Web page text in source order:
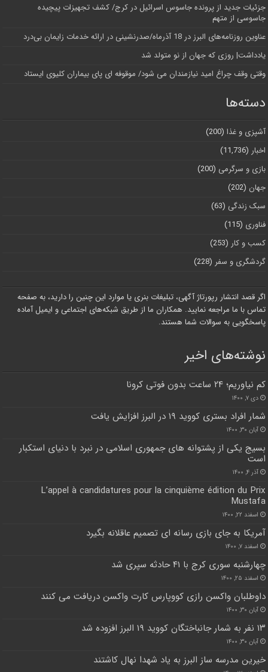
جزئیات جدید از پرونده جاسوس اسرائیل در کرج/‌ کشف تجهیزات پیچیده
جاسوسی از متهم
عناوین روزنامه‌های البرز در ‌18 آذرماه/صدرنشینی در ارائه خدمات زایمان بی‌درد
یادداشت| روزی که جهان از نو متولد شد
وقتی وقف چراغ امید نیازمندان می شود/ موقوفه ای پای بیماران کلیوی ایستاد
دسته‌ها
آشپزی و غذا (200)
اخبار (11,736)
بازی و سرگرمی (200)
جهان (202)
سبک زندگی (63)
فناوری (115)
کسب و کار (253)
گردشگری و سفر (228)
اگر قصد انتشار رپورتاژ آگهی، تبلیغات بنری یا موارد این چنین را دارید، به صفحه
تماس با ما مراجعه نمایید. همکاران ما از طریق شبکه‌های اجتماعی و ایمیل آماده
پاسخگویی به سوالات شما هستند.
نوشته‌های اخیر
کم نیاوریم؛ ۲۴ ساعت بدون فوتی کرونا
دی ۷, ۱۴۰۰
شمار افراد بستری کووید ۱۹ در البرز افزایش یافت
آبان ۳۰, ۱۴۰۰
بسیج یکی از پشتوانه های جمهوری اسلامی در نبرد با دنیای استکبار
است
آذر ۴, ۱۴۰۰
L’appel à candidatures pour la cinquième édition du Prix
Mustafa
اسفند ۲۲, ۱۴۰۰
آمریکا به جای بازی رسانه ای تصمیم عاقلانه بگیرد
اسفند ۷, ۱۴۰۰
چهارشنبه سوری کرج با ۴۱ حادثه سپری شد
اسفند ۲۵, ۱۴۰۰
داوطلبان واکسن رازی کووپارس کارت واکسن دریافت می کنند
آبان ۳۰, ۱۴۰۰
۱۳ نفر به شمار جانباختگان کووید ۱۹ البرز افزوده شد
آبان ۳۰, ۱۴۰۰
خیرین مدرسه ساز البرز به یاد شهدا نهال کاشتند